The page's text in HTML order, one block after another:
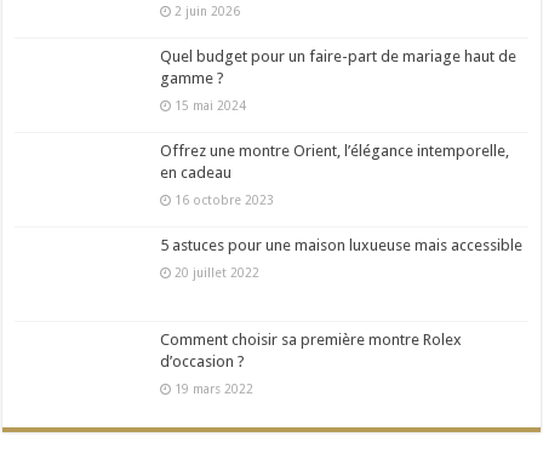
2 juin 2026
Quel budget pour un faire-part de mariage haut de
gamme ?
15 mai 2024
Offrez une montre Orient, l’élégance intemporelle,
en cadeau
16 octobre 2023
5 astuces pour une maison luxueuse mais accessible
20 juillet 2022
Comment choisir sa première montre Rolex
d’occasion ?
19 mars 2022